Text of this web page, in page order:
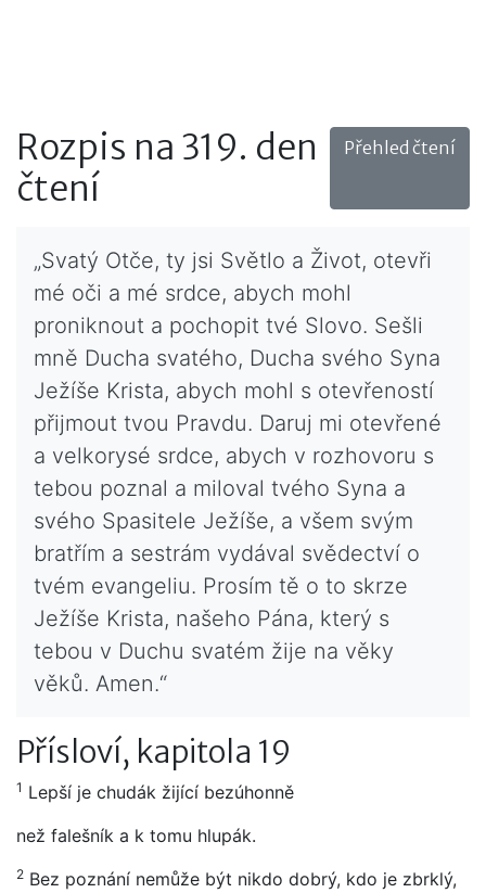
Rozpis na 319. den
čtení
Přehled čtení
„Svatý Otče, ty jsi Světlo a Život, otevři
mé oči a mé srdce, abych mohl
proniknout a pochopit tvé Slovo. Sešli
mně Ducha svatého, Ducha svého Syna
Ježíše Krista, abych mohl s otevřeností
přijmout tvou Pravdu. Daruj mi otevřené
a velkorysé srdce, abych v rozhovoru s
tebou poznal a miloval tvého Syna a
svého Spasitele Ježíše, a všem svým
bratřím a sestrám vydával svědectví o
tvém evangeliu. Prosím tě o to skrze
Ježíše Krista, našeho Pána, který s
tebou v Duchu svatém žije na věky
věků. Amen.“
Přísloví, kapitola 19
1 Lepší je chudák žijící bezúhonně
než falešník a k tomu hlupák.
2 Bez poznání nemůže být nikdo dobrý, kdo je zbrklý,